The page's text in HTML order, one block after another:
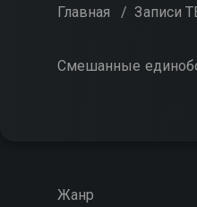
Главная / Записи
Смешанные
Жанр